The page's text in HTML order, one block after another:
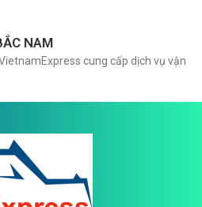
NAM
cung cấp dịch vụ vận